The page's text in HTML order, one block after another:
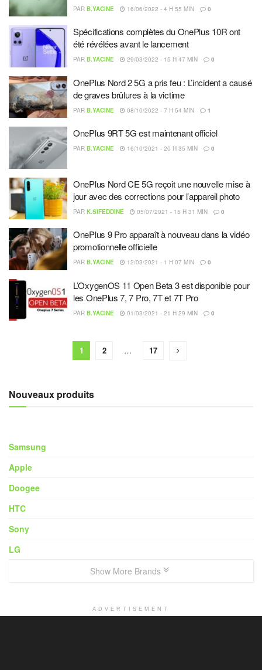
PAR B.YACINE 16/06/2022 - 4 H 55 MIN 0
Spécifications complètes du OnePlus 10R ont
été révélées avant le lancement
PAR B.YACINE 29/03/2022 - 15 H 47 MIN 0
OnePlus Nord 2 5G a pris feu : L’incident a causé
de graves brûlures à la victime
PAR B.YACINE 08/10/2022 - 7 H 54 MIN 1
OnePlus 9RT 5G est maintenant officiel
PAR B.YACINE 16/10/2021 - 20 H 35 MIN 0
OnePlus Nord CE 5G reçoit une nouvelle mise à
jour avec des corrections pour l’appareil photo
PAR K.SIFEDDINE 05/07/2021 - 15 H 31 MIN 0
OnePlus 9 Pro apparaît à nouveau dans la vidéo
promotionnelle officielle
PAR B.YACINE 12/03/2021 - 1 H 07 MIN 0
L’OxygenOS 11 Open Beta 3 est disponible pour
les OnePlus 7, 7 Pro, 7T et 7T Pro
PAR B.YACINE 01/03/2021 - 21 H 29 MIN 0
1 2 … 17
Nouveaux produits
Samsung
Apple
Doogee
HTC
Sony
LG
Show More Brands
ADVERTISEMENT